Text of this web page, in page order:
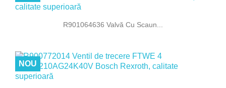
R901064636 Valvă Cu Scaun...
NOU